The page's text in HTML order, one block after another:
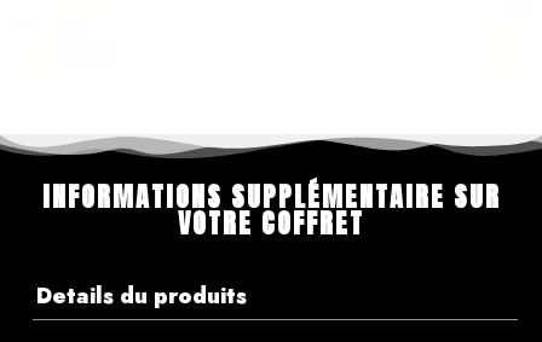
INFORMATIONS SUPPLÉMENTAIRE SUR
VOTRE COFFRET
Details du produits